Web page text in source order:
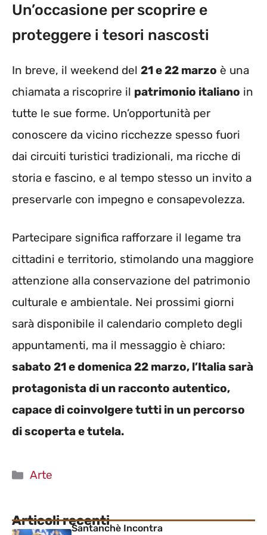
Un’occasione per scoprire e
proteggere i tesori nascosti
In breve, il weekend del 21 e 22 marzo è una
chiamata a riscoprire il patrimonio italiano in
tutte le sue forme. Un’opportunità per
conoscere da vicino ricchezze spesso fuori
dai circuiti turistici tradizionali, ma ricche di
storia e fascino, e al tempo stesso un invito a
preservarle con impegno e consapevolezza.
Partecipare significa rafforzare il legame tra
cittadini e territorio, stimolando una maggiore
attenzione alla conservazione del patrimonio
culturale e ambientale. Nei prossimi giorni
sarà disponibile il calendario completo degli
appuntamenti, ma il messaggio è chiaro:
sabato 21 e domenica 22 marzo, l’Italia sarà
protagonista di un racconto autentico,
capace di coinvolgere tutti in un percorso
di scoperta e tutela.
Categorie
Arte
Articoli recentiSantanchè Incontra